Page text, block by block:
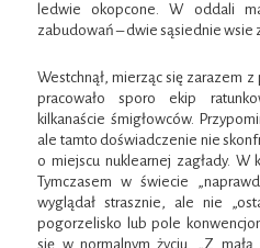
ledwie okopcone. W oddali
zabudowań – dwie sąsiednie wsie
Westchnął, mierząc się zarazem
pracowało sporo ekip
kilkanaście śmigłowców.
ale tamto doświadczenie nie
o miejscu nuklearnej zagłady. W
Tymczasem w świecie
wyglądał strasznie, ale nie
pogorzelisko lub pole
się w normalnym życiu. „Z